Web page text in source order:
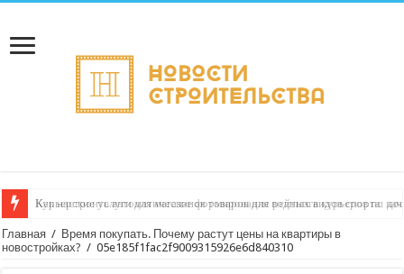
Как настроить автоматическое формирование рейтинга курьеров по
Главная / Время покупать. Почему растут цены на квартиры в
новостройках? / 05e185f1fac2f9009315926e6d840310